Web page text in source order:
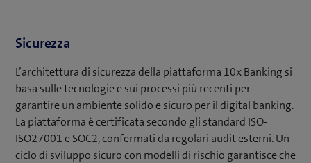
Sicurezza
L’architettura di sicurezza della piattaforma 10x Banking si
basa sulle tecnologie e sui processi più recenti per
garantire un ambiente solido e sicuro per il digital banking.
La piattaforma è certificata secondo gli standard ISO-
ISO27001 e SOC2, confermati da regolari audit esterni. Un
ciclo di sviluppo sicuro con modelli di rischio garantisce che